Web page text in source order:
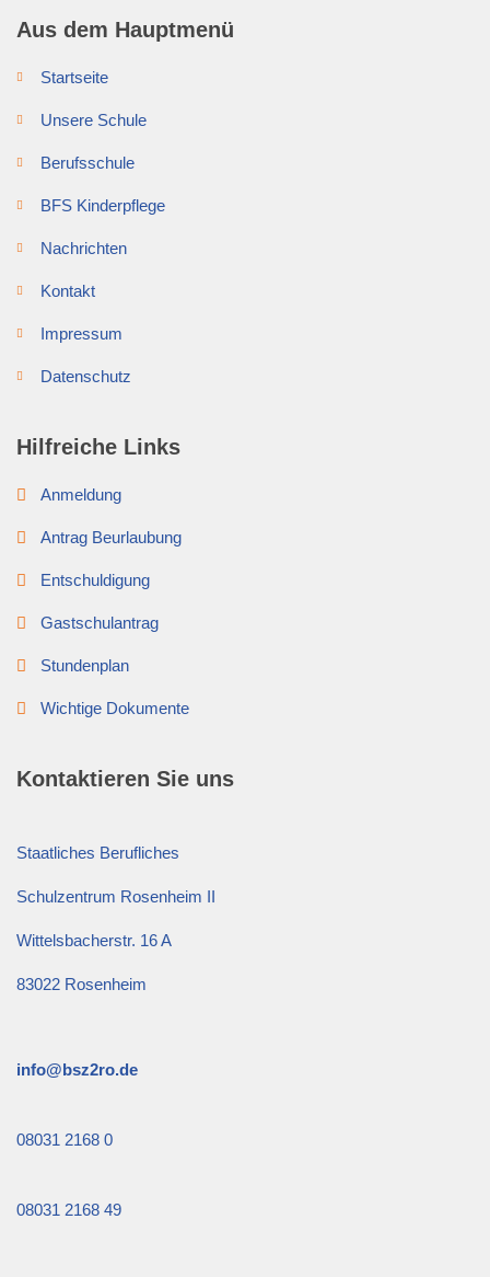
Aus dem Hauptmenü
Startseite
Unsere Schule
Berufsschule
BFS Kinderpflege
Nachrichten
Kontakt
Impressum
Datenschutz
Hilfreiche Links
Anmeldung
Antrag Beurlaubung
Entschuldigung
Gastschulantrag
Stundenplan
Wichtige Dokumente
Kontaktieren Sie uns
Staatliches Berufliches
Schulzentrum Rosenheim II
Wittelsbacherstr. 16 A
83022 Rosenheim
info@bsz2ro.de
08031 2168 0
08031 2168 49